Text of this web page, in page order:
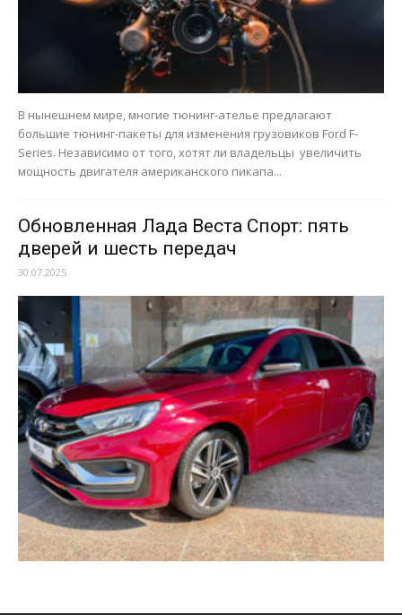
В нынешнем мире, многие тюнинг-ателье предлагают
большие тюнинг-пакеты для изменения грузовиков Ford F-
Series. Независимо от того, хотят ли владельцы увеличить
мощность двигателя американского пикапа...
Обновленная Лада Веста Спорт: пять
дверей и шесть передач
30.07.2025